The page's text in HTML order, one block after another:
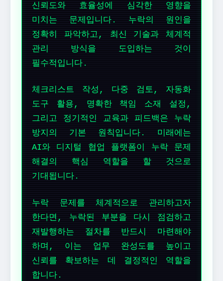
신뢰도와 효율성에 심각한 영향을
미치는 문제입니다. 누락의 원인을
정확히 파악하고, 최신 기술과 체계적
관리 방식을 도입하는 것이
필수적입니다.
체크리스트 작성, 다중 검토, 자동화
도구 활용, 명확한 책임 소재 설정,
그리고 정기적인 교육과 피드백은 누락
방지의 기본 원칙입니다. 미래에는
AI와 디지털 협업 플랫폼이 누락 문제
해결의 핵심 역할을 할 것으로
기대됩니다.
누락 문제를 체계적으로 관리하고자
한다면, 누락된 부분을 다시 점검하고
재발행하는 절차를 반드시 마련해야
하며, 이는 업무 완성도를 높이고
신뢰를 확보하는 데 결정적인 역할을
합니다.